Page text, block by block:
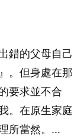
錯的父母自己
。但身處在那
要求並不合
。在原生家庭
所當然。...